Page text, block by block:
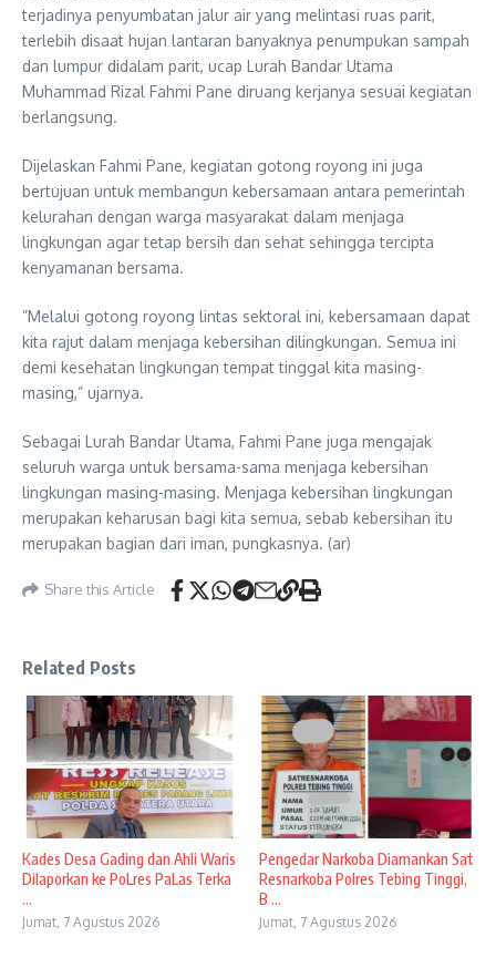
terjadinya penyumbatan jalur air yang melintasi ruas parit,
terlebih disaat hujan lantaran banyaknya penumpukan sampah
dan lumpur didalam parit, ucap Lurah Bandar Utama
Muhammad Rizal Fahmi Pane diruang kerjanya sesuai kegiatan
berlangsung.
Dijelaskan Fahmi Pane, kegiatan gotong royong ini juga
bertujuan untuk membangun kebersamaan antara pemerintah
kelurahan dengan warga masyarakat dalam menjaga
lingkungan agar tetap bersih dan sehat sehingga tercipta
kenyamanan bersama.
”Melalui gotong royong lintas sektoral ini, kebersamaan dapat
kita rajut dalam menjaga kebersihan dilingkungan. Semua ini
demi kesehatan lingkungan tempat tinggal kita masing-
masing,” ujarnya.
Sebagai Lurah Bandar Utama, Fahmi Pane juga mengajak
seluruh warga untuk bersama-sama menjaga kebersihan
lingkungan masing-masing. Menjaga kebersihan lingkungan
merupakan keharusan bagi kita semua, sebab kebersihan itu
merupakan bagian dari iman, pungkasnya. (ar)
Share this Article
Related Posts
Kades Desa Gading dan Ahli Waris
Dilaporkan ke PoLres PaLas Terka
...
Jumat, 7 Agustus 2026
Pengedar Narkoba Diamankan Sat
Resnarkoba Polres Tebing Tinggi,
B ...
Jumat, 7 Agustus 2026